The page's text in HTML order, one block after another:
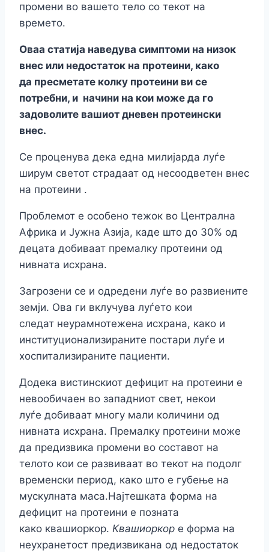
промени во вашето тело со текот на
времето.
Оваа статија наведува симптоми на низок
внес или недостаток на протеини, како
да пресметате колку протеини ви се
потребни, и начини на кои може да го
задоволите вашиот дневен протеински
внес.
Се проценува дека една милијарда луѓе
ширум светот страдаат од несоодветен внес
на протеини .
Проблемот е особено тежок во Централна
Африка и Јужна Азија, каде што до 30% од
децата добиваат премалку протеини од
нивната исхрана.
Загрозени се и одредени луѓе во развиените
земји. Ова ги вклучува луѓето кои
следат неурамнотежена исхрана, како и
институционализираните постари луѓе и
хоспитализираните пациенти.
Додека вистинскиот дефицит на протеини е
невообичаен во западниот свет, некои
луѓе добиваат многу мали количини од
нивната исхрана. Премалку протеини може
да предизвика промени во составот на
телото кои се развиваат во текот на подолг
временски период, како што е губење на
мускулната маса.Најтешката форма на
дефицит на протеини е позната
како квашиоркор. Квашиоркор е форма на
неухранетост предизвикана од недостаток